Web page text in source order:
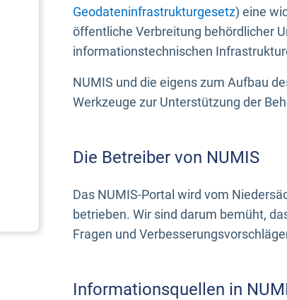
Geodateninfrastrukturgesetz) eine
öffentliche Verbreitung behördlicher
informationstechnischen
NUMIS und die eigens zum Aufbau
Werkzeuge zur Unterstützung der
Die Betreiber von NUMIS
Das NUMIS-Portal wird vom
betrieben. Wir sind darum bemüht,
Fragen und
Informationsquellen in